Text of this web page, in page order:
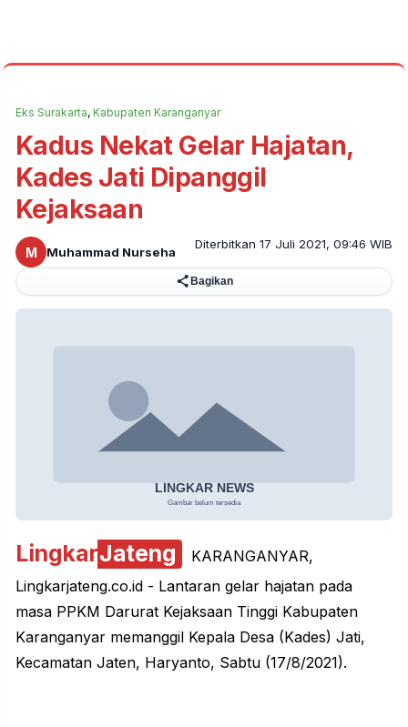
Eks Surakarta, Kabupaten Karanganyar
Kadus Nekat Gelar Hajatan,
Kades Jati Dipanggil
Kejaksaan
M Muhammad Nurseha
Diterbitkan 17 Juli 2021, 09:46 WIB
Bagikan
LingkarJateng
KARANGANYAR,
Lingkarjateng.co.id - Lantaran gelar hajatan pada
masa PPKM Darurat Kejaksaan Tinggi Kabupaten
Karanganyar memanggil Kepala Desa (Kades) Jati,
Kecamatan Jaten, Haryanto, Sabtu (17/8/2021).